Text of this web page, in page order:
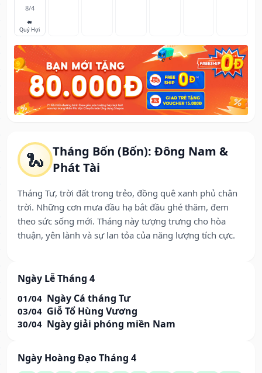
🐍 Tháng Bốn (Bốn): Đông Nam &
Phát Tài
Tháng Tư, trời đất trong trẻo, đồng quê xanh phủ chân
trời. Những cơn mưa đầu hạ bắt đầu ghé thăm, đem
theo sức sống mới. Tháng này tượng trưng cho hòa
thuận, yên lành và sự lan tỏa của năng lượng tích cực.
Ngày Lễ Tháng 4
01/04 Ngày Cá tháng Tư
03/04 Giỗ Tổ Hùng Vương
30/04 Ngày giải phóng miền Nam
Ngày Hoàng Đạo Tháng 4
8/4
🐖
Quý Hợi